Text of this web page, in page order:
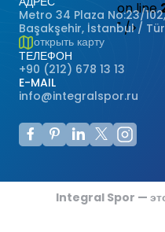
размещается
on line
" />
Metro 34 Plaza No:23/
Başakşehir, İstanbul /
открыть карту
ТЕЛЕФОН
+90 (212) 678 13 13
E-MAIL
info@integralspor.ru
Integral Spor —